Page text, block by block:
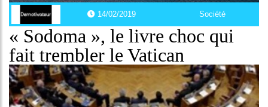
14/02/2019 Société
« Sodoma », le livre choc qui
fait trembler le Vatican